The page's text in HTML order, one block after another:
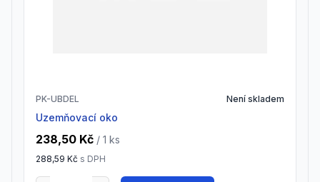
PK-UBDEL Není skladem
Uzemňovací oko
238,50 Kč / 1 ks
288,59 Kč s DPH